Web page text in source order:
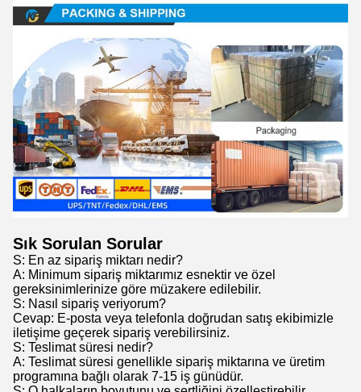
Sık Sorulan Sorular
S: En az sipariş miktarı nedir?
A: Minimum sipariş miktarımız esnektir ve özel
gereksinimlerinize göre müzakere edilebilir.
S: Nasıl sipariş veriyorum?
Cevap: E-posta veya telefonla doğrudan satış ekibimizle
iletişime geçerek sipariş verebilirsiniz.
S: Teslimat süresi nedir?
A: Teslimat süresi genellikle sipariş miktarına ve üretim
programına bağlı olarak 7-15 iş günüdür.